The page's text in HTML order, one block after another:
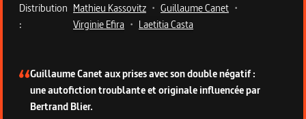
Distribution
:
Mathieu Kassovitz • Guillaume Canet •
Virginie Efira • Laetitia Casta
Guillaume Canet aux prises avec son double négatif :
une autofiction troublante et originale influencée par
Bertrand Blier.